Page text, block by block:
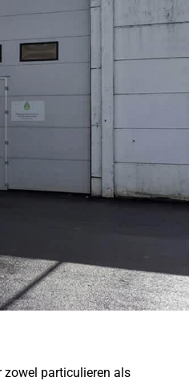
zowel particulieren als